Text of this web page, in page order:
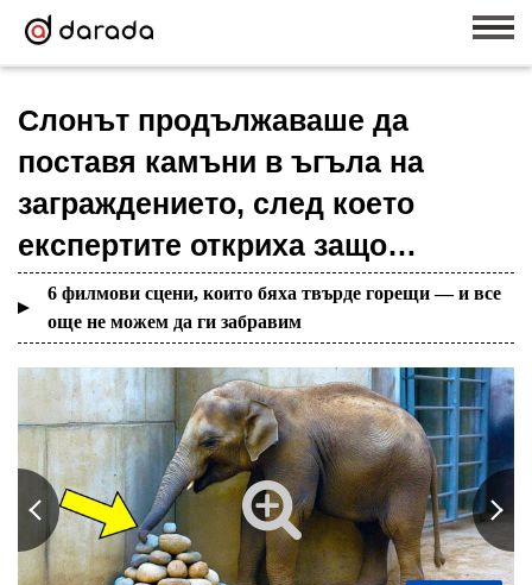
Слонът продължаваше да
поставя камъни в ъгъла на
заграждението, след което
експертите откриха защо…
6 филмови сцени, които бяха твърде горещи — и все
още не можем да ги забравим